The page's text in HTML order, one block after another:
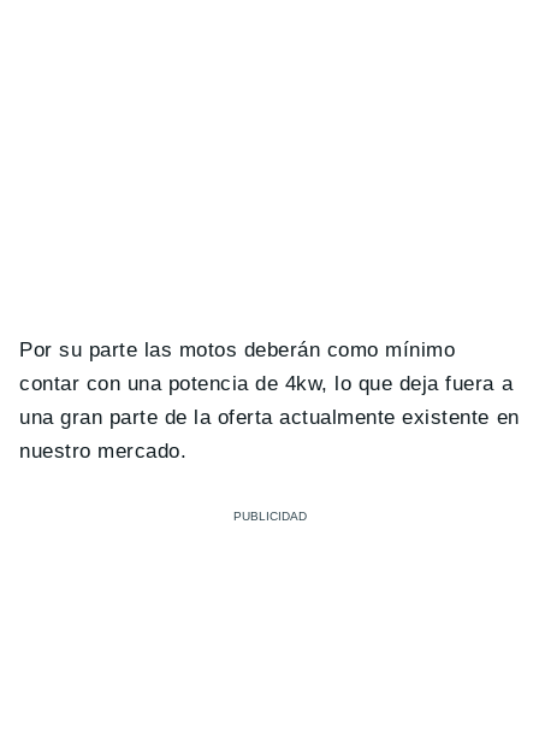
Por su parte las motos deberán como mínimo
contar con una potencia de 4kw, lo que deja fuera a
una gran parte de la oferta actualmente existente en
nuestro mercado.